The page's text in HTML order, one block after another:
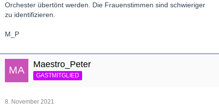
Orchester übertönt werden. Die Frauenstimmen sind schwieriger
zu identifizieren.
M_P
Maestro_Peter
GASTMITGLIED
8. November 2021